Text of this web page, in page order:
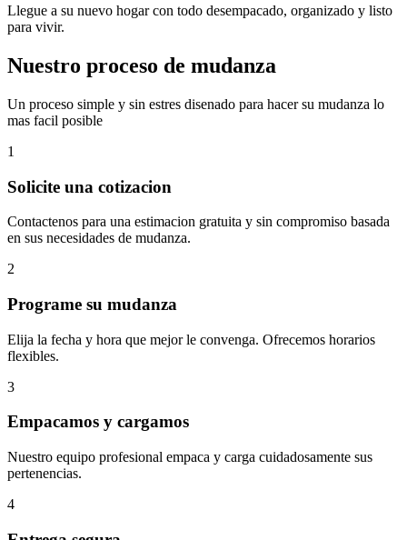
Llegue a su nuevo hogar con todo desempacado, organizado y listo
para vivir.
Nuestro proceso de mudanza
Un proceso simple y sin estres disenado para hacer su mudanza lo
mas facil posible
1
Solicite una cotizacion
Contactenos para una estimacion gratuita y sin compromiso basada
en sus necesidades de mudanza.
2
Programe su mudanza
Elija la fecha y hora que mejor le convenga. Ofrecemos horarios
flexibles.
3
Empacamos y cargamos
Nuestro equipo profesional empaca y carga cuidadosamente sus
pertenencias.
4